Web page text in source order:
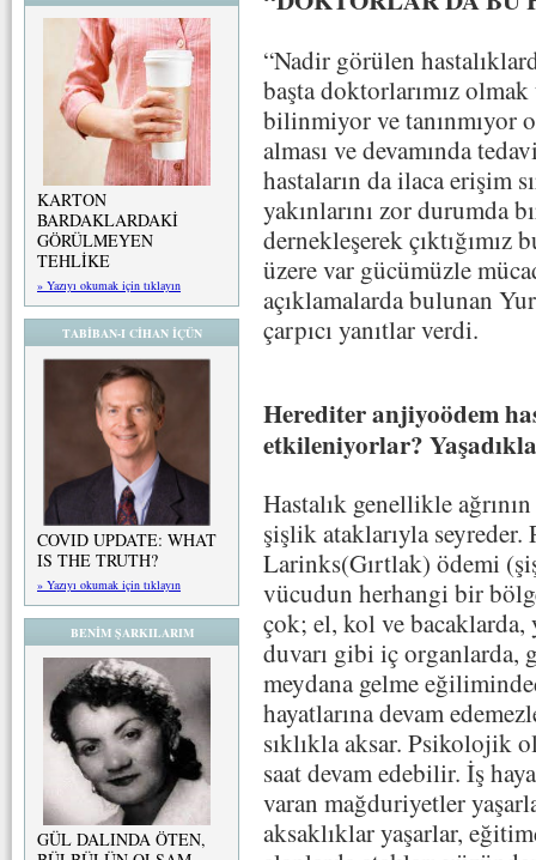
KARTON
BARDAKLARDAKİ
GÖRÜLMEYEN
TEHLİKE
» Yazıyı okumak için tıklayın
TABİBAN-I CİHAN İÇÜN
COVID UPDATE: WHAT
IS THE TRUTH?
» Yazıyı okumak için tıklayın
BENİM ŞARKILARIM
GÜL DALINDA ÖTEN,
“Nadir görülen
başta doktorlarımız
bilinmiyor ve tanınmıyor
alması ve devamında
hastaların da ilaca erişim
yakınlarını zor durumda
dernekleşerek çıktığımız
üzere var gücümüzle
açıklamalarda bulunan
çarpıcı yanıtlar verdi.
Herediter anjiyoödem
etkileniyorlar?
Hastalık genellikle
şişlik ataklarıyla
Larinks(Gırtlak) ödemi
vücudun herhangi bir
çok; el, kol ve bacaklarda,
duvarı gibi iç organlarda,
meydana gelme
hayatlarına devam
sıklıkla aksar. Psikolojik
saat devam edebilir. İş
varan mağduriyetler
aksaklıklar yaşarlar,